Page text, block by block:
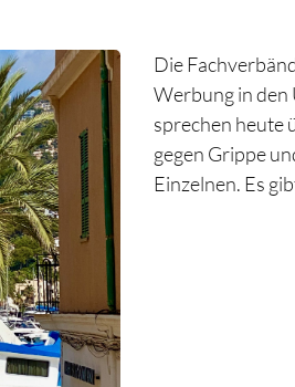
Die
Werbung in den
sprechen heute
gegen Grippe
Einzelnen. Es